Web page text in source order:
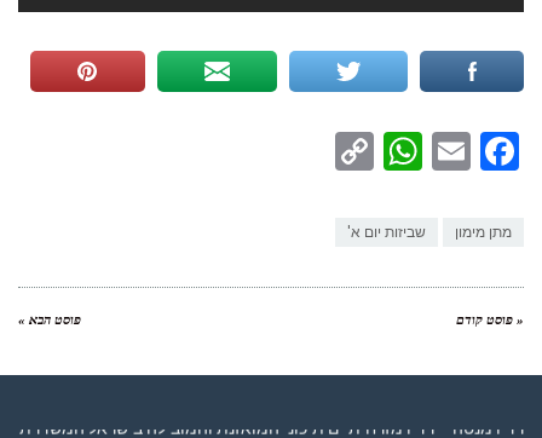
Facebook
Email
WhatsApp
מתן מימון שביזות יום א'
« פוסט קודם פוסט הבא »